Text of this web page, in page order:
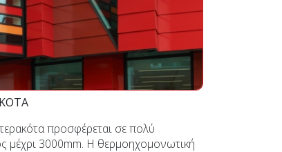
προσφέρεται σε πολύ
μέχρι 3000mm. Η θερμοηχομονωτική